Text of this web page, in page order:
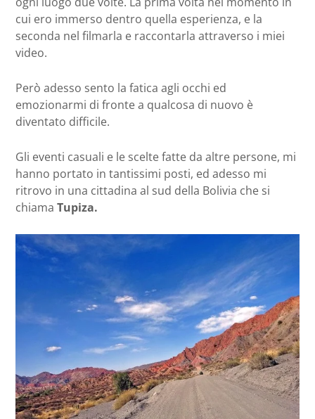
cui ero immerso dentro quella esperienza, e la
seconda nel filmarla e raccontarla attraverso i miei
video.
Però adesso sento la fatica agli occhi ed
emozionarmi di fronte a qualcosa di nuovo è
diventato difficile.
Gli eventi casuali e le scelte fatte da altre persone, mi
hanno portato in tantissimi posti, ed adesso mi
ritrovo in una cittadina al sud della Bolivia che si
chiama Tupiza.